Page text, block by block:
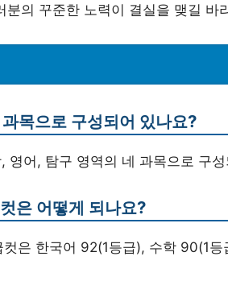
분의 꾸준한 노력이 결실을 맺길 바
목으로 구성되어 있나요?
영어, 탐구 영역의 네 과목으로 구
은 어떻게 되나요?
은 한국어 92(1등급), 수학 90(1